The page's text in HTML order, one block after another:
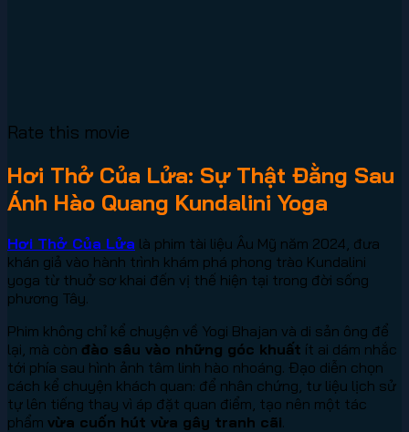
Rate this movie
Hơi Thở Của Lửa: Sự Thật Đằng Sau
Ánh Hào Quang Kundalini Yoga
Hơi Thở Của Lửa là phim tài liệu Âu Mỹ năm 2024, đưa
khán giả vào hành trình khám phá phong trào Kundalini
yoga từ thuở sơ khai đến vị thế hiện tại trong đời sống
phương Tây.
Phim không chỉ kể chuyện về Yogi Bhajan và di sản ông để
lại, mà còn đào sâu vào những góc khuất ít ai dám nhắc
tới phía sau hình ảnh tâm linh hào nhoáng. Đạo diễn chọn
cách kể chuyện khách quan: để nhân chứng, tư liệu lịch sử
tự lên tiếng thay vì áp đặt quan điểm, tạo nên một tác
phẩm vừa cuốn hút vừa gây tranh cãi.